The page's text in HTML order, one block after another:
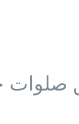
صلوات